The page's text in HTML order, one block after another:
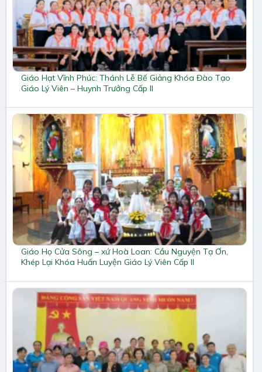
Giáo Hạt Vĩnh Phúc: Thánh Lễ Bế Giảng Khóa Đào Tạo
Giáo Lý Viên – Huynh Trưởng Cấp II
Giáo Họ Cửa Sông – xứ Hoà Loan: Cầu Nguyện Tạ Ơn,
Khép Lại Khóa Huấn Luyện Giáo Lý Viên Cấp II